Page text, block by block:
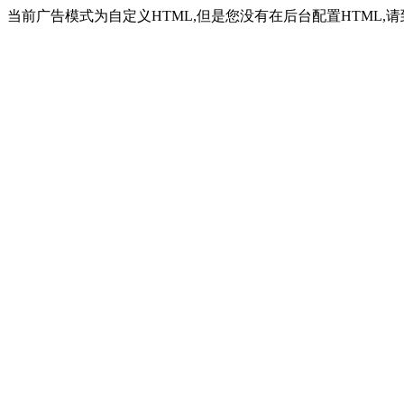
当前广告模式为自定义HTML,但是您没有在后台配置HTML,